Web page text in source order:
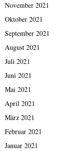
November 2021
Oktober 2021
September 2021
August 2021
Juli 2021
Juni 2021
Mai 2021
April 2021
März 2021
Februar 2021
Januar 2021